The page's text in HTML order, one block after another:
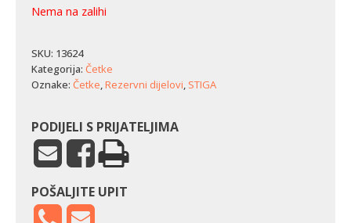
Nema na zalihi
SKU: 13624
Kategorija: Četke
Oznake: Četke,Rezervni dijelovi, STIGA
PODIJELI S PRIJATELJIMA
POŠALJITE UPIT